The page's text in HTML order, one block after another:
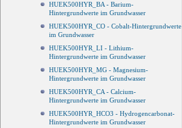
HUEK500HYR_BA - Barium-
Hintergrundwerte im Grundwasser
HUEK500HYR_CO - Cobalt-Hintergrundwerte
im Grundwasser
HUEK500HYR_LI - Lithium-
Hintergrundwerte im Grundwasser
HUEK500HYR_MG - Magnesium-
Hintergrundwerte im Grundwasser
HUEK500HYR_CA - Calcium-
Hintergrundwerte im Grundwasser
HUEK500HYR_HCO3 - Hydrogencarbonat-
Hintergrundwerte im Grundwasser